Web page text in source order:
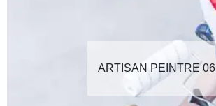
ARTISAN PEINTRE 06